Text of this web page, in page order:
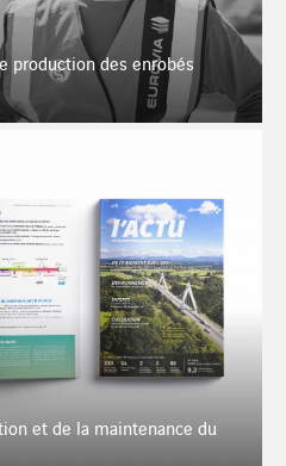
production des enrobés
et de la maintenance du